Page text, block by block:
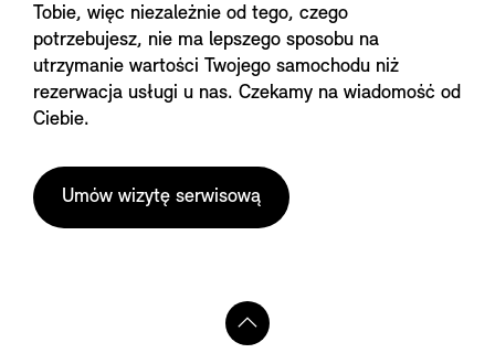
Tobie, więc niezależnie od tego, czego
potrzebujesz, nie ma lepszego sposobu na
utrzymanie wartości Twojego samochodu niż
rezerwacja usługi u nas. Czekamy na wiadomość od
Ciebie.
Umów wizytę serwisową